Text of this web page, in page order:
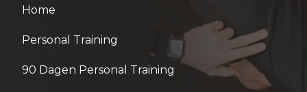
Home
Personal Training
90 Dagen Personal Training